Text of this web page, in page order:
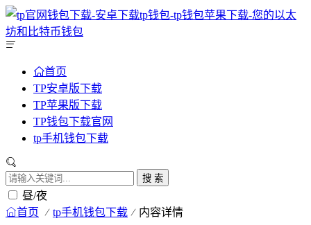
首页
TP安卓版下载
TP苹果版下载
TP钱包下载官网
tp手机钱包下载
搜 索
昼/夜
首页 tp手机钱包下载 内容详情